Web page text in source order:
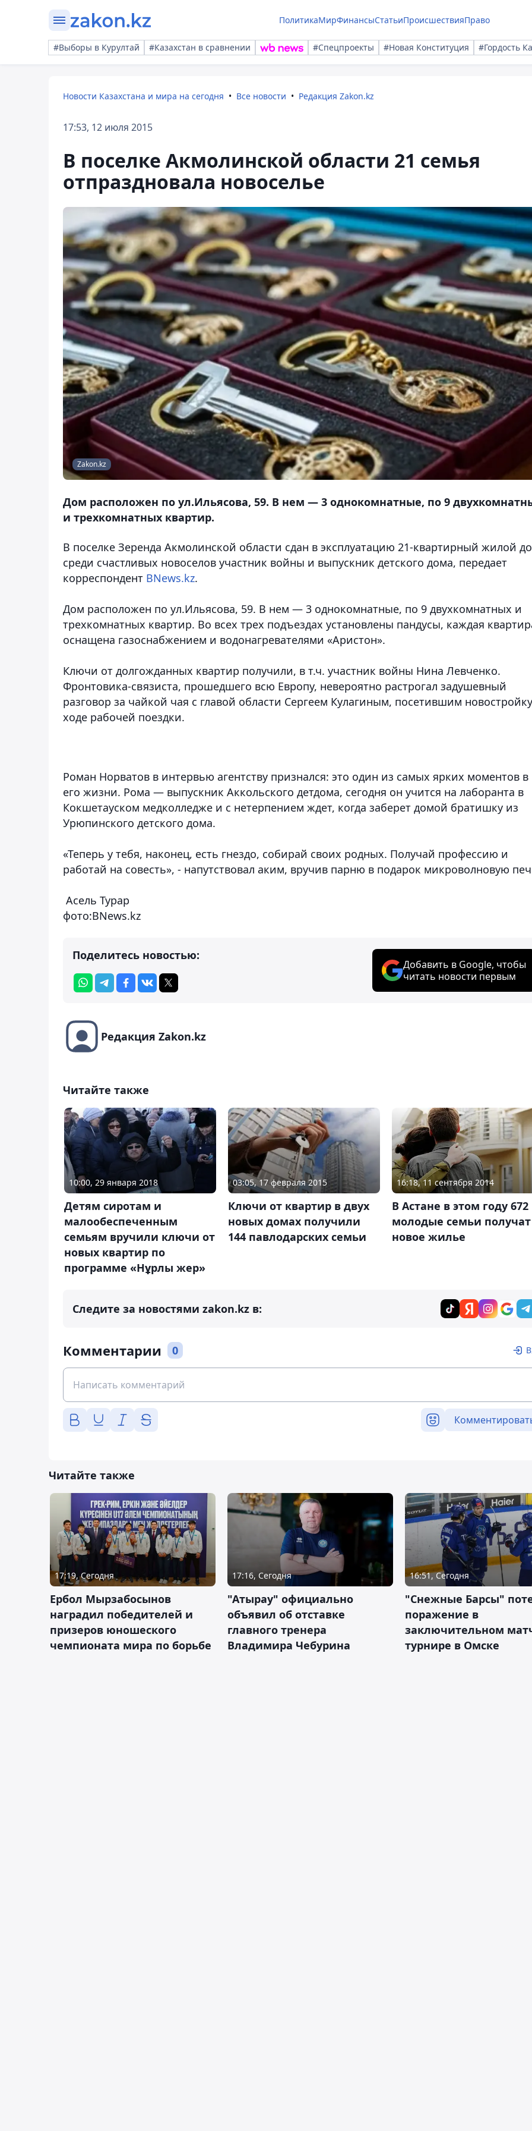
ПолитикаМирФинансыСтатьиПроисшествияПраво
#Выборы в Курултай #Казахстан в сравнении #Спецпроекты #Новая Конституция #Гордость
Новости Казахстана и мира на сегодня Все новости Редакция Zakon.kz
17:53, 12 июля 2015
В поселке Акмолинской области 21 семья
отпраздновала новоселье
Zakon.kz
Дом расположен по ул.Ильясова, 59. В нем — 3 однокомнатные, по 9
и трехкомнатных квартир.
В поселке Зеренда Акмолинской области сдан в эксплуатацию 21-квартирный жилой
среди счастливых новоселов участник войны и выпускник детского дома, передает
корреспондент BNews.kz.
Дом расположен по ул.Ильясова, 59. В нем — 3 однокомнатные, по 9 двухкомнатных и
трехкомнатных квартир. Во всех трех подъездах установлены пандусы, каждая
оснащена газоснабжением и водонагревателями «Аристон».
Ключи от долгожданных квартир получили, в т.ч. участник войны Нина Левченко.
Фронтовика-связиста, прошедшего всю Европу, невероятно растрогал задушевный
разговор за чайкой чая с главой области Сергеем Кулагиным, посетившим
ходе рабочей поездки.
Роман Норватов в интервью агентству признался: это один из самых ярких моментов в
его жизни. Рома — выпускник Аккольского детдома, сегодня он учится на лаборанта в
Кокшетауском медколледже и с нетерпением ждет, когда заберет домой братишку из
Урюпинского детского дома.
«Теперь у тебя, наконец, есть гнездо, собирай своих родных. Получай профессию и
работай на совесть», - напутствовал аким, вручив парню в подарок микроволновую
Асель Турар
фото:BNews.kz
Поделитесь новостью:
Добавить в Google, чтобы
читать новости первым
Редакция Zakon.kz
Читайте также
10:00, 29 января 2018
Детям сиротам и
малообеспеченным
семьям вручили ключи от
новых квартир по
программе «Нұрлы жер»
03:05, 17 февраля 2015
Ключи от квартир в двух
новых домах получили
144 павлодарских семьи
16:18, 11 сентября 2014
В Астане в этом году 672
молодые семьи получат
новое жилье
Следите за новостями zakon.kz в:
Комментарии 0
Читайте также
17:19, Сегодня
Ербол Мырзабосынов
наградил победителей и
призеров юношеского
чемпионата мира по борьбе
17:16, Сегодня
"Атырау" официально
объявил об отставке
главного тренера
Владимира Чебурина
16:51, Сегодня
"Снежные Барсы"
поражение в
заключительном
турнире в Омске